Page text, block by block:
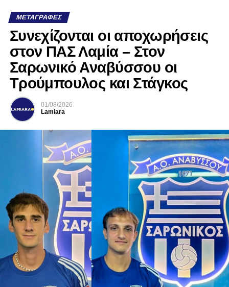
ΜΕΤΑΓΡΑΦΈΣ
Συνεχίζονται οι αποχωρήσεις
στον ΠΑΣ Λαμία – Στον
Σαρωνικό Αναβύσσου οι
Τρούμπουλος και Στάγκος
01/08/2026
Lamiara